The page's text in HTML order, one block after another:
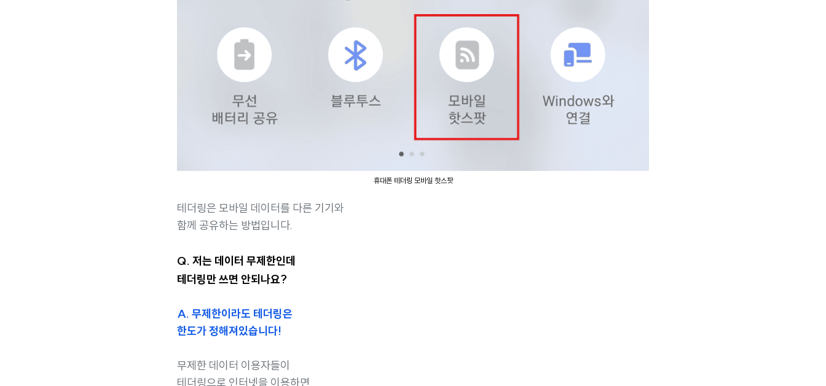
휴대폰 테더링 모바일 핫스팟
테더링은 모바일 데이터를 다른 기기와
함께 공유하는 방법입니다.
Q. 저는 데이터 무제한인데
테더링만 쓰면 안되나요?
A. 무제한이라도 테더링은
한도가 정해져있습니다!
무제한 데이터 이용자들이
테더링으로 인터넷을 이용하면,